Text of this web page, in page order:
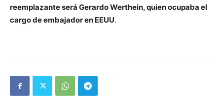
reemplazante será Gerardo Werthein, quien ocupaba el
cargo de embajador en EEUU.